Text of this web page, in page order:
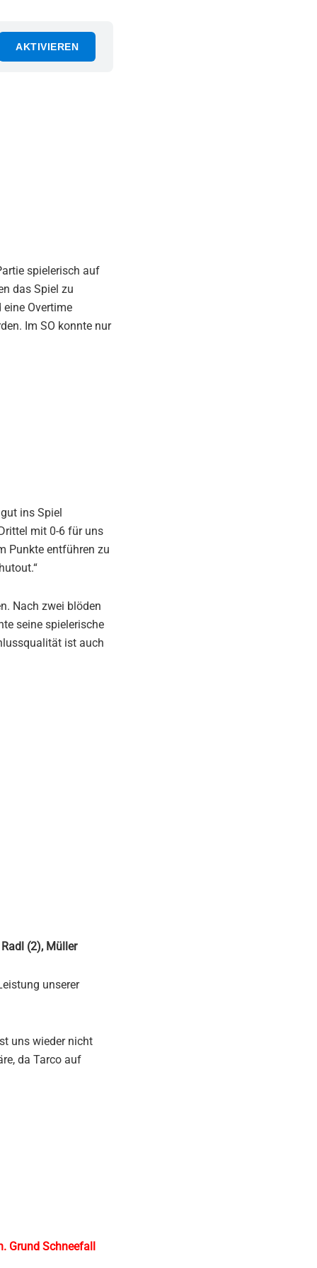
AKTIVIEREN
spielerisch auf
das Spiel zu
Overtime
Im SO konnte nur
ins Spiel
mit 0-6 für uns
Punkte entführen zu
Nach zwei blöden
seine spielerische
ist auch
(2), Müller
unserer
uns wieder nicht
da Tarco auf
Grund Schneefall